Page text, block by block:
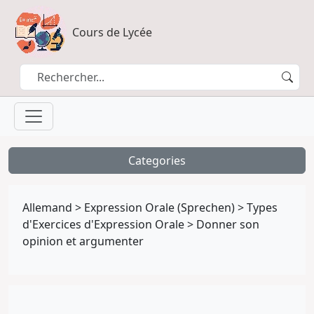
Cours de Lycée
Categories
Allemand > Expression Orale (Sprechen)>Types
d'Exercices d'Expression Orale> Donner son
opinion et argumenter